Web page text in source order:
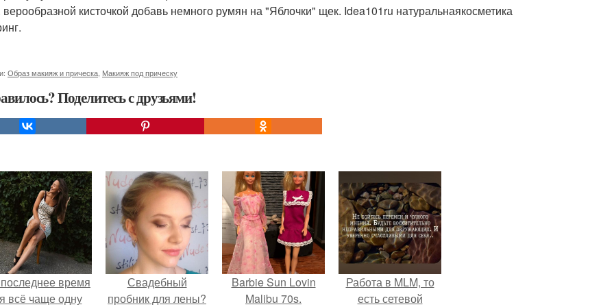
кисточкой добавь немного румян на "Яблочки" щек. Idea101ru натуральнаякосметика
Образ макияж и прическа Макияж под прическу
Поделитесь с друзьями!
время
всё чаще одну
Свадебный
пробник для лены?
Barbie Sun Lovin
Malibu 70s.
Работа в MLM, то
есть сетевой